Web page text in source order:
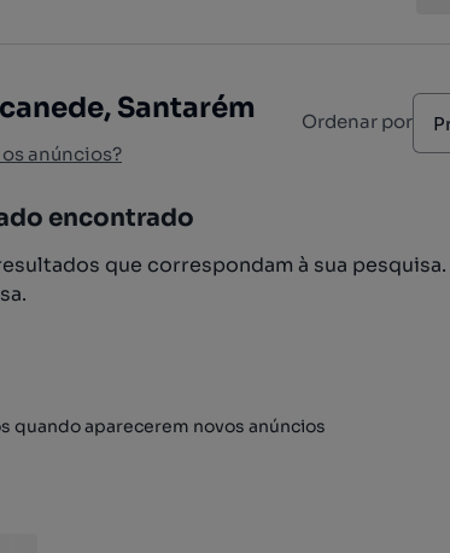
Santarém
anúncios?
Ordenar por
encontrado
que correspondam à sua
quando aparecerem novos anúncios